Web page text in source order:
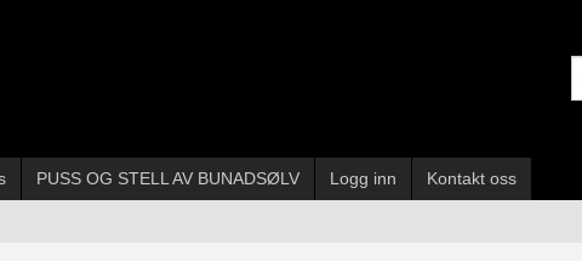
PUSS OG STELL AV BUNADSØLV Logg inn Kontakt oss